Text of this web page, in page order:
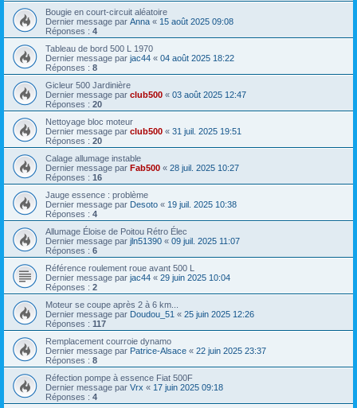
Bougie en court-circuit aléatoire
Dernier message par Anna « 15 août 2025 09:08
Réponses : 4
Tableau de bord 500 L 1970
Dernier message par jac44 « 04 août 2025 18:22
Réponses : 8
Gicleur 500 Jardinière
Dernier message par club500 « 03 août 2025 12:47
Réponses : 20
Nettoyage bloc moteur
Dernier message par club500 « 31 juil. 2025 19:51
Réponses : 20
Calage allumage instable
Dernier message par Fab500 « 28 juil. 2025 10:27
Réponses : 16
Jauge essence : problème
Dernier message par Desoto « 19 juil. 2025 10:38
Réponses : 4
Allumage Éloise de Poitou Rétro Élec
Dernier message par jln51390 « 09 juil. 2025 11:07
Réponses : 6
Référence roulement roue avant 500 L
Dernier message par jac44 « 29 juin 2025 10:04
Réponses : 2
Moteur se coupe après 2 à 6 km...
Dernier message par Doudou_51 « 25 juin 2025 12:26
Réponses : 117
Remplacement courroie dynamo
Dernier message par Patrice-Alsace « 22 juin 2025 23:37
Réponses : 8
Réfection pompe à essence Fiat 500F
Dernier message par Vrx « 17 juin 2025 09:18
Réponses : 4